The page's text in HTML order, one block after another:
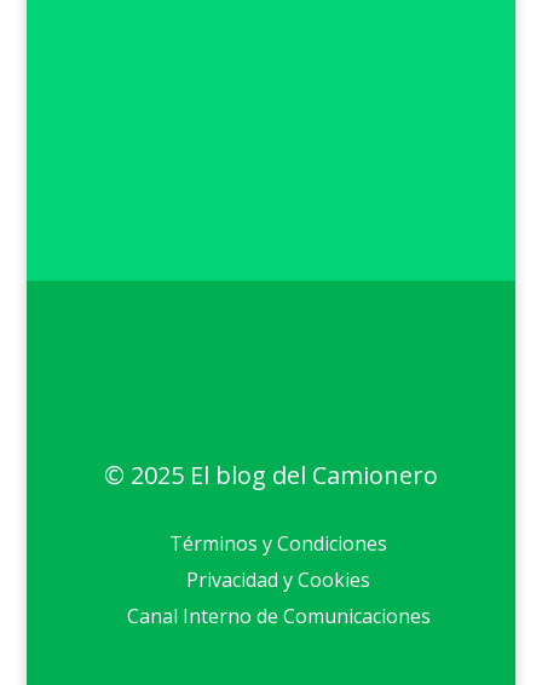
© 2025 El blog del Camionero
Términos y Condiciones
Privacidad y Cookies
Canal Interno de Comunicaciones